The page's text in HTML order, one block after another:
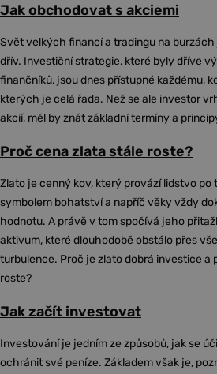
Jak obchodovat s akciemi
Svět velkých financí a tradingu na
dřív. Investiční strategie, které byly dříve
finančníků, jsou dnes přístupné každému,
kterých je celá řada. Než se ale investor
akcií, měl by znát základní termíny a
Proč cena zlata stále roste?
Zlato je cenný kov, který provází lidstvo po
symbolem bohatství a napříč věky vždy
hodnotu. A právě v tom spočívá jeho
aktivum, které dlouhodobě obstálo přes
turbulence. Proč je zlato dobrá investice a
roste?
Jak začít investovat
Investování je jedním ze způsobů, jak se
ochránit své peníze. Základem však je,